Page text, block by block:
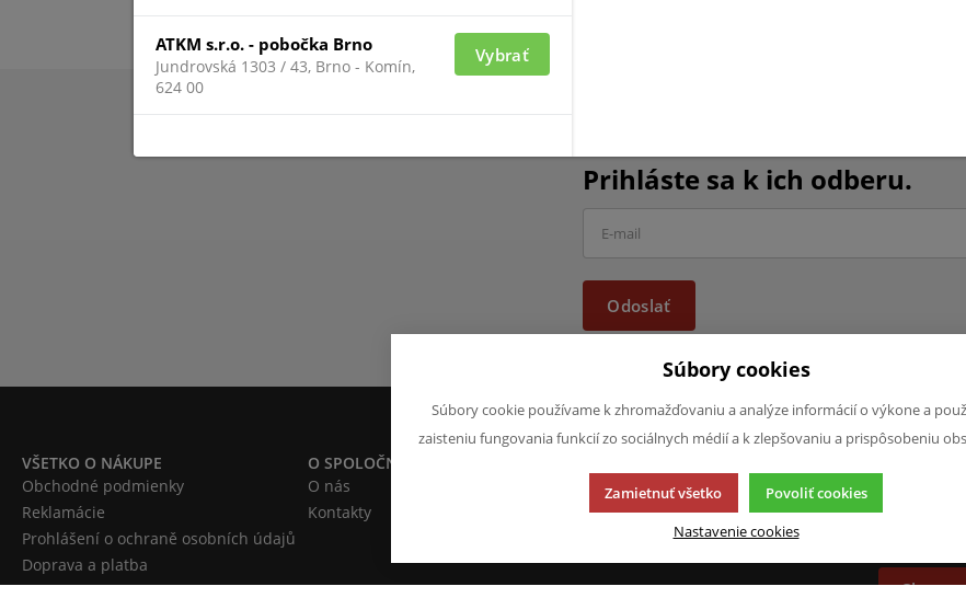
Prihláste sa k ich odberu.
Odoslať
VŠETKO O NÁKUPE
Obchodné podmienky
Reklamácie
Prohlášení o ochraně osobních údajů
Doprava a platba
O SPOLOČNOSTI
O nás
Kontakty
SK
Chcete
Chcem
Súbory cookies
Súbory cookie používame k zhromažďovaniu a analýze informácií o výkone a
zaisteniu fungovania funkcií zo sociálnych médií a k zlepšovaniu a prispôsobeniu
Zamietnuť všetko Povoliť cookies
Nastavenie cookies
ATKM s.r.o. - pobočka Brno
Jundrovská 1303 / 43, Brno - Komín,
624 00
Vybrať